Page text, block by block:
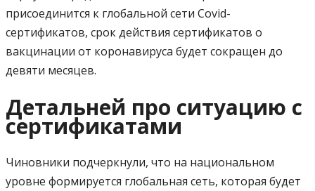
присоединится к глобальной сети Covid-
сертификатов, срок действия сертификатов о
вакцинации от коронавируса будет сокращен до
девяти месяцев.
Детальней про ситуацию с
сертификатами
Чиновники подчеркнули, что на национальном
уровне формируется глобальная сеть, которая будет